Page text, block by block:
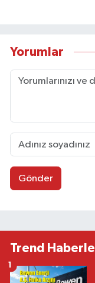
Yorumlar
Gönder
Trend
1